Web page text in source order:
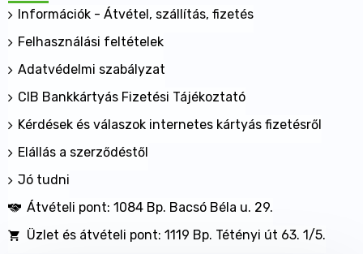
Vas 10,8 mg
Segédanyagok:
A gyártói oldalon külön segédanyag nincs
Nettó tömeg: 250 g/zacskó
Napi adagok száma: 8 adag
Származási hely: Európai Unió
Információk - Átvétel, szállítás, fizetés
Felhasználási feltételek
Adatvédelmi szabályzat
CIB Bankkártyás Fizetési Tájékoztató
Kérdések és válaszok internetes kártyás fizetésről
Elállás a szerződéstől
Jó tudni
Átvételi pont: 1084 Bp. Bacsó Béla u. 29.
Üzlet és átvételi pont: 1119 Bp. Tétényi út 63. 1/5.